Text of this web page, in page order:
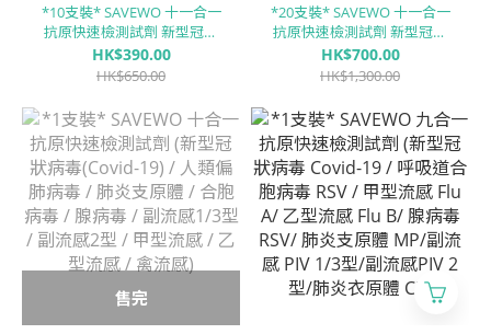
*10支裝* SAVEWO 十一合一
抗原快速檢測試劑 新型冠狀
病毒 (COVID-19) / 鼻病毒
(RhV) / 人類偏肺病毒 (hMPV)
體 (MP) / 合胞病毒 (RSV) / 腺
病毒 (ADV) / 副流感1/3型
(PIV 1/3) / 副流感2型 (PIV 2) /
甲型流感 (Flu A) / ⼄型流感
(Flu B)
HK$390.00
HK$650.00
*20支裝* SAVEWO 十一合一
抗原快速檢測試劑 新型冠狀
病毒 (COVID-19) / 鼻病毒
(RhV) / 人類偏肺病毒 (hMPV)
體 (MP) / 合胞病毒 (RSV) / 腺
病毒 (ADV) / 副流感1/3型
(PIV 1/3) / 副流感2型 (PIV 2) /
甲型流感 (Flu A) / ⼄型流感
(Flu B)
HK$700.00
HK$1,300.00
售完